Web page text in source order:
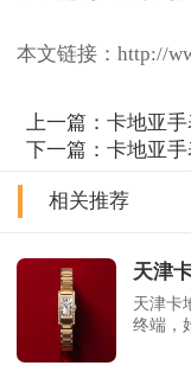
本文链接：http://
上一篇：卡地亚
下一篇：卡地亚
相关推荐
天津
天津卡
终端，